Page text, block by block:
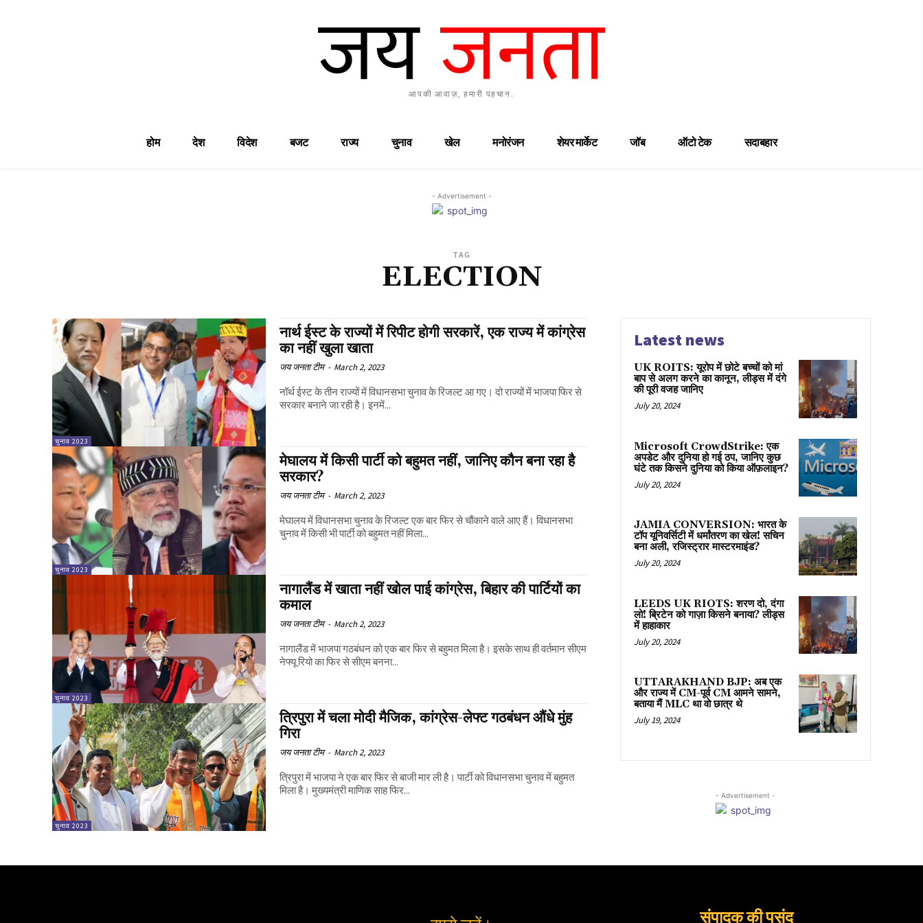
आपकी आवाज़, हमारी पहचान.
होम देश विदेश बजट राज्य चुनाव खेल मनोरंजन शेयर मार्केट जॉब ऑटो टेक सदाबहार
- Advertisement -
TAG
ELECTION
चुनाव 2023
नार्थ ईस्ट के राज्यों में रिपीट होगी सरकारें, एक राज्य में कांग्रेस
का नहीं खुला खाता
जय जनता टीम - March 2, 2023
नॉर्थ ईस्ट के तीन राज्यों में विधानसभा चुनाव के रिजल्ट आ गए। दो राज्यों में भाजपा फिर से
सरकार बनाने जा रही है। इनमें...
चुनाव 2023
मेघालय में किसी पार्टी को बहुमत नहीं, जानिए कौन बना रहा है
सरकार?
जय जनता टीम - March 2, 2023
मेघालय में विधानसभा चुनाव के रिजल्ट एक बार फिर से चौंकाने वाले आए हैं। विधानसभा
चुनाव में किसी भी पार्टी को बहुमत नहीं मिला...
चुनाव 2023
नागालैंड में खाता नहीं खोल पाई कांग्रेस, बिहार की पार्टियों का
कमाल
जय जनता टीम - March 2, 2023
नागालैंड में भाजपा गठबंधन को एक बार फिर से बहुमत मिला है। इसके साथ ही वर्तमान सीएम
नेफ्यू रियो का फिर से सीएम बनना...
चुनाव 2023
त्रिपुरा में चला मोदी मैजिक, कांग्रेस-लेफ्ट गठबंधन औंधे मुंह
गिरा
जय जनता टीम - March 2, 2023
त्रिपुरा में भाजपा ने एक बार फिर से बाजी मार ली है। पार्टी को विधानसभा चुनाव में बहुमत
मिला है। मुख्यमंत्री माणिक साह फिर...
Latest news
UK ROITS: यूरोप में छोटे बच्चों को मां
बाप से अलग करने का कानून, लीड्स में दंगे
की पूरी वजह जानिए
July 20, 2024
Microsoft CrowdStrike: एक
अपडेट और दुनिया हो गई ठप, जानिए कुछ
घंटे तक किसने दुनिया को किया ऑफ़लाइन?
July 20, 2024
JAMIA CONVERSION: भारत के
टॉप यूनिवर्सिटी में धर्मांतरण का खेल! सचिन
बना अली, रजिस्ट्रार मास्टरमाइंड?
July 20, 2024
LEEDS UK RIOTS: शरण दो, दंगा
लो! ब्रिटेन को गाज़ा किसने बनाया? लीड्स
में हाहाकार
July 20, 2024
UTTARAKHAND BJP: अब एक
और राज्य में CM-पूर्व CM आमने सामने,
बताया मैं MLC था वो छात्र थे
July 19, 2024
- Advertisement -
संपादक की पसंद